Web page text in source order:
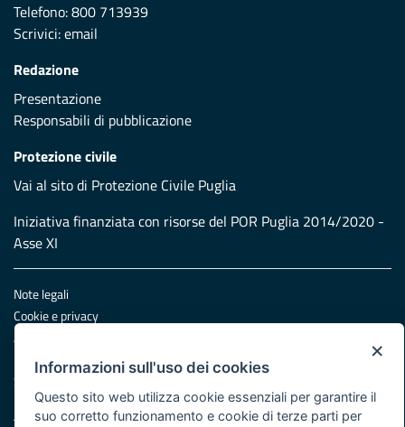
Telefono: 800 713939
Scrivici:email
Redazione
Presentazione
Responsabili di pubblicazione
Protezione civile
Vai al sito di Protezione Civile Puglia
Iniziativa finanziata con risorse del POR Puglia 2014/2020 -
Asse XI
Note legali
Cookie e privacy
Atti di notifica
Feed RSS
Servizi Intranet
×
Informazioni sull'uso dei cookies
Questo sito web utilizza cookie essenziali per garantire il
suo corretto funzionamento e cookie di terze parti per